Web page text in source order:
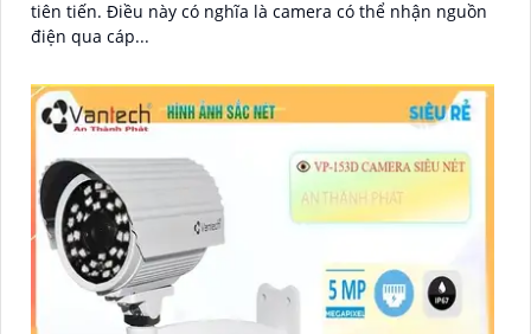
tiên tiến. Điều này có nghĩa là camera có thể nhận nguồn
điện qua cáp...